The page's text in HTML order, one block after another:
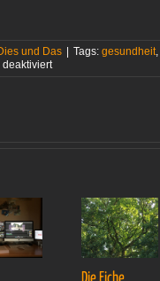
und Das Tags: gesundheit,
deaktiviertfür